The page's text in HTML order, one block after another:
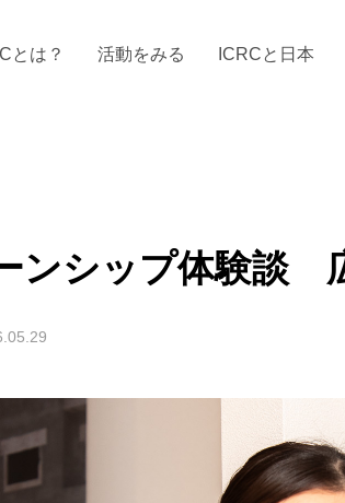
とは？ 活動をみる ICRCと日本
ンシップ体験談